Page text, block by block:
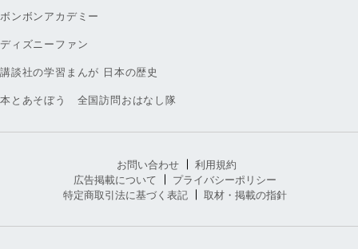
ボンボンアカデミー
ディズニーファン
講談社の学習まんが 日本の歴史
本とあそぼう 全国訪問おはなし隊
お問い合わせ
利用規約
広告掲載について
プライバシーポリシー
特定商取引法に基づく表記
取材・掲載の指針